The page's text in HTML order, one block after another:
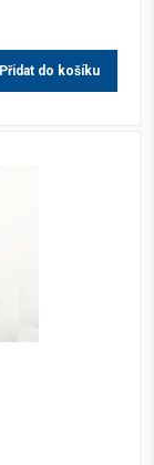
Přidat do košíku